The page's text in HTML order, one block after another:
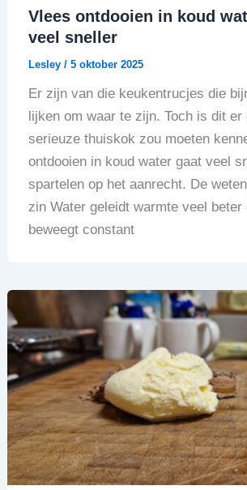
Vlees ontdooien in koud
veel sneller
Lesley / 5 oktober 2025
Er zijn van die keukentrucjes die
lijken om waar te zijn. Toch is dit er
serieuze thuiskok zou moeten
ontdooien in koud water gaat veel
spartelen op het aanrecht. De
zin Water geleidt warmte veel beter
beweegt constant